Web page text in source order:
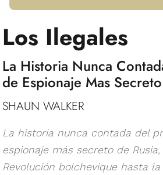
Los Ilegales
La Historia Nunca
de Espionaje Mas
SHAUN WALKER
La historia nunca contada del
espionaje más secreto de
Revolución bolchevique hasta